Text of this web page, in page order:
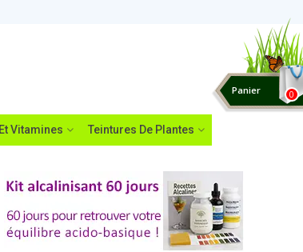
0
Panier
Vitamines Teintures De Plantes